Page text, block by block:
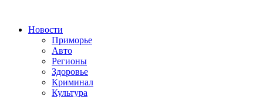
Новости
Приморье
Авто
Регионы
Здоровье
Криминал
Культура